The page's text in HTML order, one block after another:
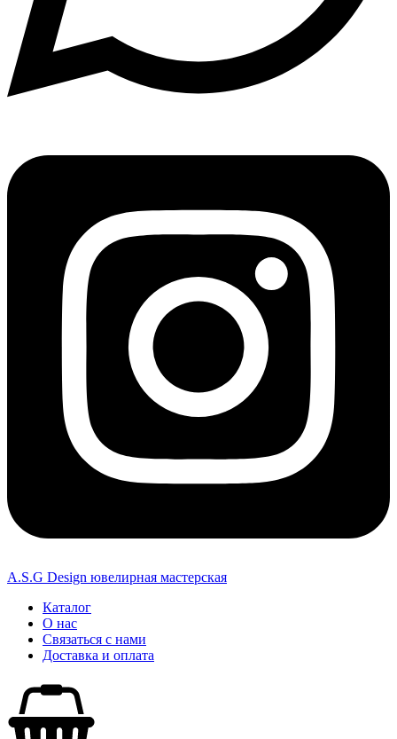
A.S.G Design ювелирная мастерская
Каталог
О нас
Связаться с нами
Доставка и оплата